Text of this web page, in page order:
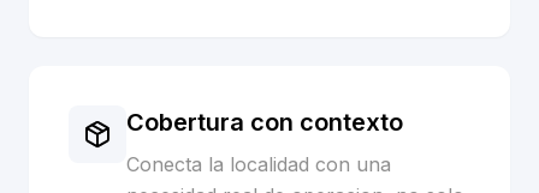
Cobertura con contexto
Conecta la localidad con una